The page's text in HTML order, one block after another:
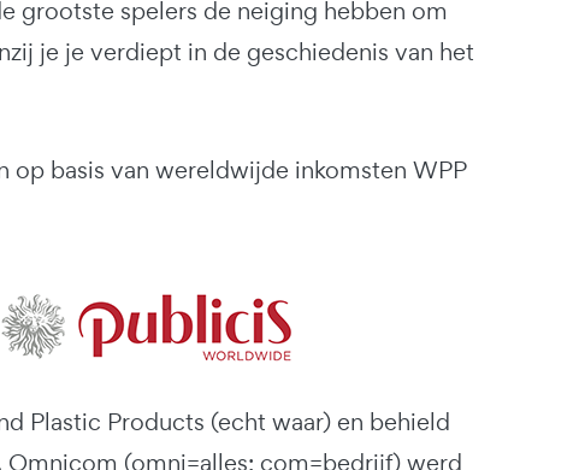
grootste spelers de neiging hebben om
je je verdiept in de geschiedenis van het
basis van wereldwijde inkomsten WPP
Plastic Products (echt waar) en behield
(omni=alles; com=bedrijf) werd